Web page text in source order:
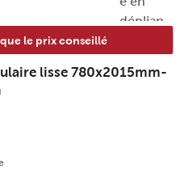
le prix conseillé
lisse 780x2015mm-